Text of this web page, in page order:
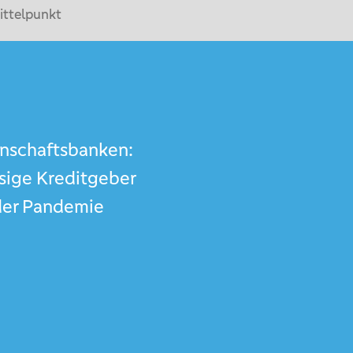
Kreditgeber
Pandemie